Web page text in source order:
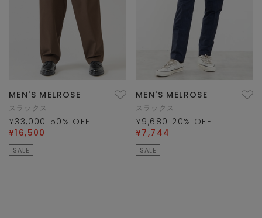
MEN'S MELROSE
スラックス
¥33,000 50 % OFF
¥16,500
SALE
MEN'S MELROSE
スラックス
¥9,680 20% OFF
¥7,744
SALE